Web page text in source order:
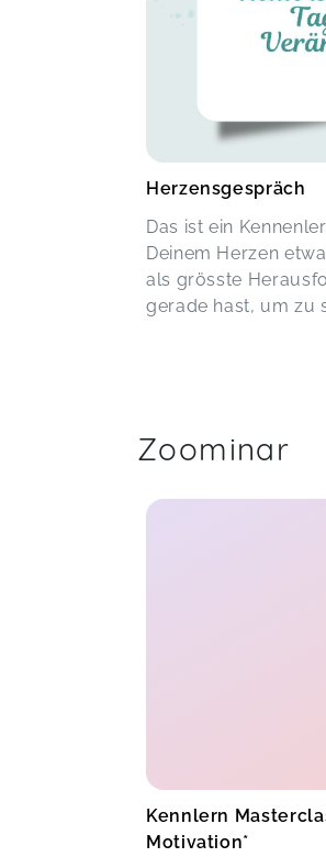
Herzensgespräch
Das ist ein
Deinem Herzen
als grösste
gerade hast, um zu
Zoominar
Kennlern
Motivation*